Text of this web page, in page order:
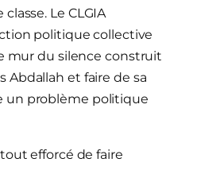
Le CLGIA
politique collective
mur du silence construit
Abdallah et faire de sa
un problème politique
tout efforcé de faire